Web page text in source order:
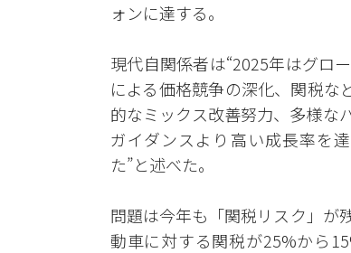
ォンに達する。
現代自関係者は“2025年はグロ
による価格競争の深化、関税な
的なミックス改善努力、多様な
ガイダンスより高い成長率を
た”と述べた。
問題は今年も「関税リスク」が
動車に対する関税が25%から